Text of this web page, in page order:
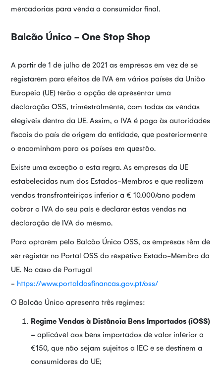
mercadorias para venda a consumidor final.
Balcão Único - One Stop Shop
A partir de 1 de julho de 2021 as empresas em vez de se
registarem para efeitos de IVA em vários países da União
Europeia (UE) terão a opção de apresentar uma
declaração OSS, trimestralmente, com todas as vendas
elegíveis dentro da UE. Assim, o IVA é pago às autoridades
fiscais do país de origem da entidade, que posteriormente
o encaminham para os países em questão.
Existe uma exceção a esta regra. As empresas da UE
estabelecidas num dos Estados-Membros e que realizem
vendas transfronteiriças inferior a € 10.000/ano podem
cobrar o IVA do seu país e declarar estas vendas na
declaração de IVA do mesmo.
Para optarem pelo Balcão Único OSS, as empresas têm de
ser registar no Portal OSS do respetivo Estado-Membro da
UE. No caso de Portugal
- https://www.portaldasfinancas.gov.pt/oss/
O Balcão Único apresenta três regimes:
Regime Vendas à Distância Bens Importados (iOSS)
- aplicável aos bens importados de valor inferior a
€150, que não sejam sujeitos a IEC e se destinem a
consumidores da UE;